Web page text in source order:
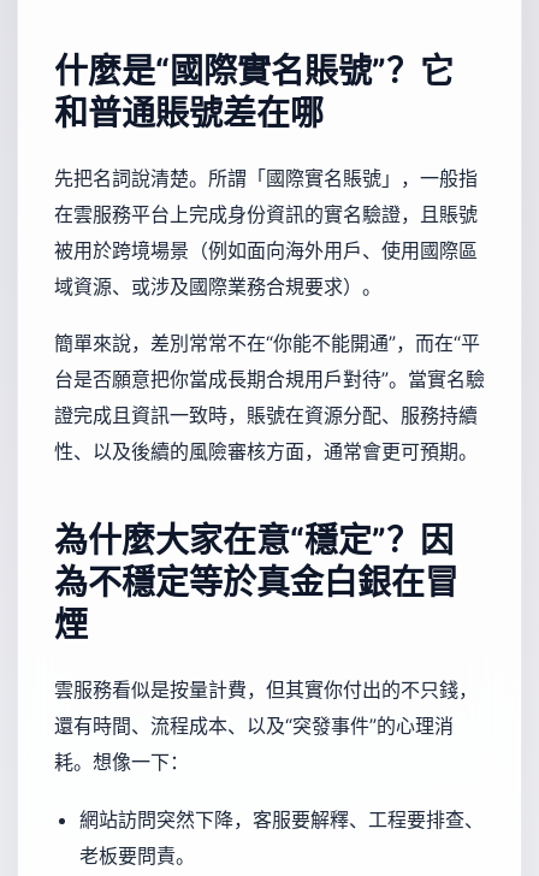
什麼是“國際實名賬號”？它
和普通賬號差在哪
先把名詞說清楚。所謂「國際實名賬號」，一般指
在雲服務平台上完成身份資訊的實名驗證，且賬號
被用於跨境場景（例如面向海外用戶、使用國際區
域資源、或涉及國際業務合規要求）。
簡單來說，差別常常不在“你能不能開通”，而在“平
台是否願意把你當成長期合規用戶對待”。當實名驗
證完成且資訊一致時，賬號在資源分配、服務持續
性、以及後續的風險審核方面，通常會更可預期。
為什麼大家在意“穩定”？因
為不穩定等於真金白銀在冒
煙
雲服務看似是按量計費，但其實你付出的不只錢，
還有時間、流程成本、以及“突發事件”的心理消
耗。想像一下：
網站訪問突然下降，客服要解釋、工程要排查、
老板要問責。